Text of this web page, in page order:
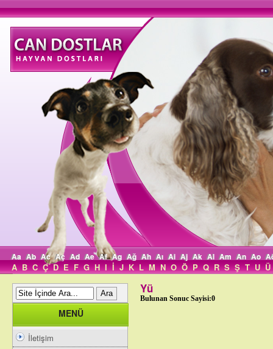
Aa Ab Ac Aç Ad Ae Af Ag Ağ Ah Aı Ai Aj Ak Al Am An Ao
A B C Ç D E F G H I İ J K L M N O Ö P Q R S Ş T U Ü
MENÜ
İletişim
Yü
Bulunan Sonuc Sayisi:0